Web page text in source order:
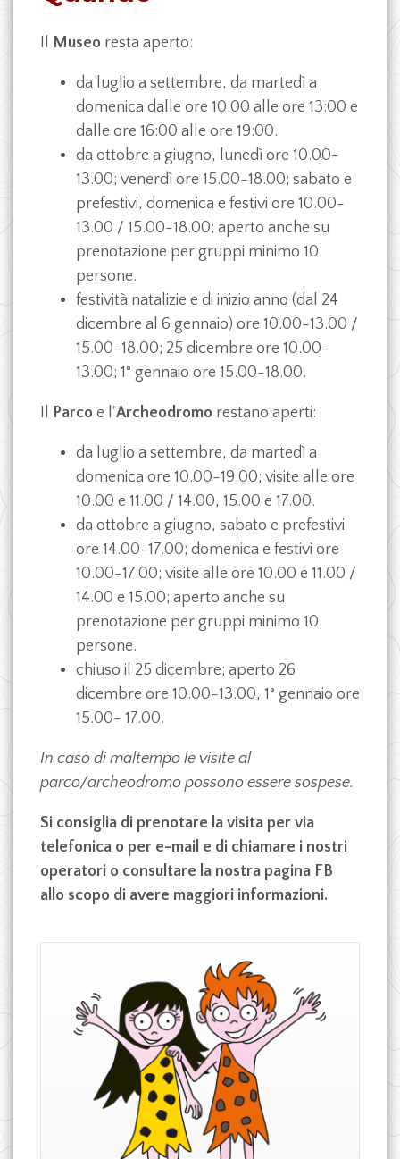
Museo resta aperto:
da luglio a settembre, da martedì a
domenica dalle ore 10:00 alle ore 13:00 e
dalle ore 16:00 alle ore 19:00.
da ottobre a giugno, lunedì ore 10.00-
13.00; venerdì ore 15.00-18.00; sabato e
prefestivi, domenica e festivi ore 10.00-
13.00 / 15.00-18.00; aperto anche su
prenotazione per gruppi minimo 10
persone.
festività natalizie e di inizio anno (dal 24
dicembre al 6 gennaio) ore 10.00-13.00 /
15.00-18.00; 25 dicembre ore 10.00-
13.00; 1° gennaio ore 15.00-18.00.
Parco e l'Archeodromo restano aperti:
da luglio a settembre, da martedì a
domenica ore 10.00-19.00; visite alle ore
10.00 e 11.00 / 14.00, 15.00 e 17.00.
da ottobre a giugno, sabato e prefestivi
ore 14.00-17.00; domenica e festivi ore
10.00-17.00; visite alle ore 10.00 e 11.00 /
14.00 e 15.00; aperto anche su
prenotazione per gruppi minimo 10
persone.
chiuso il 25 dicembre; aperto 26
dicembre ore 10.00-13.00, 1° gennaio ore
15.00- 17.00.
In caso di maltempo le visite al
parco/archeodromo possono essere sospese.
Si consiglia di prenotare la visita per via
telefonica o per e-mail e di chiamare i nostri
operatori o consultare la nostra pagina FB
allo scopo di avere maggiori informazioni.